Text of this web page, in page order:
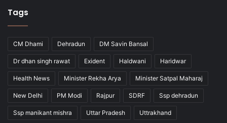
Tags
CM Dhami Dehradun DM Savin Bansal
Dr dhan singh rawat Exident Haldwani Haridwar
Health News Minister Rekha Arya Minister Satpal Maharaj
New Delhi PM Modi Rajpur SDRF Ssp dehradun
Ssp manikant mishra Uttar Pradesh Uttrakhand